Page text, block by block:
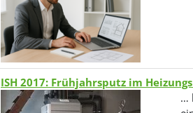
ISH 2017: Frühjahrsputz im
…